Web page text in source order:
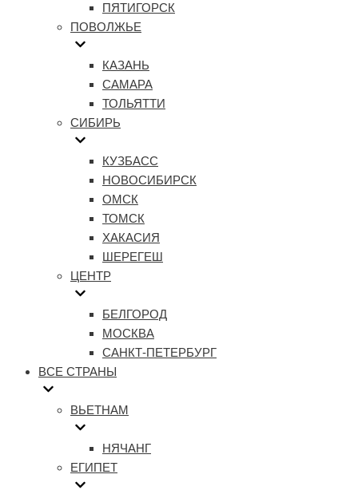
ПЯТИГОРСК
ПОВОЛЖЬЕ
КАЗАНЬ
САМАРА
ТОЛЬЯТТИ
СИБИРЬ
КУЗБАСС
НОВОСИБИРСК
ОМСК
ТОМСК
ХАКАСИЯ
ШЕРЕГЕШ
ЦЕНТР
БЕЛГОРОД
МОСКВА
САНКТ-ПЕТЕРБУРГ
ВСЕ СТРАНЫ
ВЬЕТНАМ
НЯЧАНГ
ЕГИПЕТ